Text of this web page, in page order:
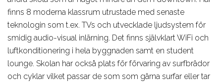
finns 8 moderna klassrum utrustade med senaste
teknologin som t.ex. TVs och utvecklade ljudsystem för
smidig audio-visual inlärning. Det finns självklart WiFi och
luftkonditionering i hela byggnaden samt en student
lounge. Skolan har också plats för förvaring av surfbrädor
och cyklar vilket passar de som som gärna surfar eller tar